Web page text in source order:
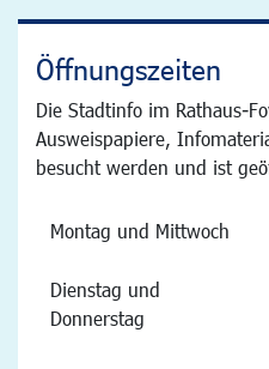
Öffnungszeiten
Die Stadtinfo im Rathaus-
Ausweispapiere,
besucht werden und ist
Montag und Mittwoch
Dienstag und
Donnerstag